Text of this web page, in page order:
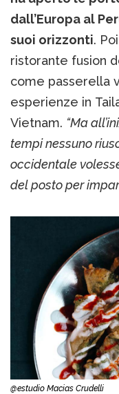
dall’Europa al
suoi orizzonti.
ristorante fusion
come passerella
esperienze in
Vietnam. “Ma
tempi nessuno
occidentale
del posto per
@estudio Macias Crudelli